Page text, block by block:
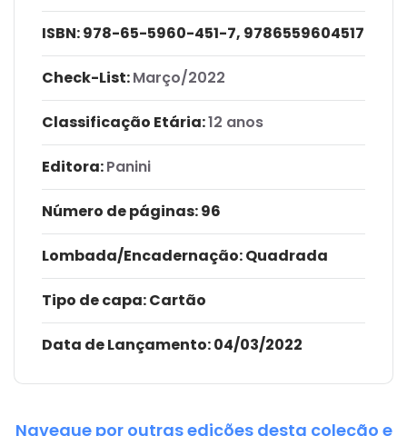
ISBN:978-65-5960-451-7, 9786559604517
Check-List:Março/2022
Classificação Etária:12 anos
Editora:Panini
Número de páginas: 96
Lombada/Encadernação: Quadrada
Tipo de capa:Cartão
Data de Lançamento:04/03/2022
Navegue por outras edições desta coleção e